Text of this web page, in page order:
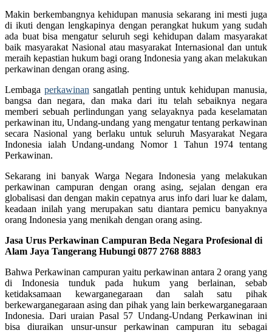
Makin berkembangnya kehidupan manusia sekarang ini mesti juga
di ikuti dengan lengkapinya dengan perangkat hukum yang sudah
ada buat bisa mengatur seluruh segi kehidupan dalam masyarakat
baik masyarakat Nasional atau masyarakat Internasional dan untuk
meraih kepastian hukum bagi orang Indonesia yang akan melakukan
perkawinan dengan orang asing.
Lembaga perkawinan sangatlah penting untuk kehidupan manusia,
bangsa dan negara, dan maka dari itu telah sebaiknya negara
memberi sebuah perlindungan yang selayaknya pada keselamatan
perkawinan itu, Undang-undang yang mengatur tentang perkawinan
secara Nasional yang berlaku untuk seluruh Masyarakat Negara
Indonesia ialah Undang-undang Nomor 1 Tahun 1974 tentang
Perkawinan.
Sekarang ini banyak Warga Negara Indonesia yang melakukan
perkawinan campuran dengan orang asing, sejalan dengan era
globalisasi dan dengan makin cepatnya arus info dari luar ke dalam,
keadaan inilah yang merupakan satu diantara pemicu banyaknya
orang Indonesia yang menikah dengan orang asing.
Jasa Urus Perkawinan Campuran Beda Negara Profesional di
Alam Jaya Tangerang Hubungi 0877 2768 8883
Bahwa Perkawinan campuran yaitu perkawinan antara 2 orang yang
di Indonesia tunduk pada hukum yang berlainan, sebab
ketidaksamaan kewarganegaraan dan salah satu pihak
berkewarganegaraan asing dan pihak yang lain berkewarganegaraan
Indonesia. Dari uraian Pasal 57 Undang-Undang Perkawinan ini
bisa diuraikan unsur-unsur perkawinan campuran itu sebagai